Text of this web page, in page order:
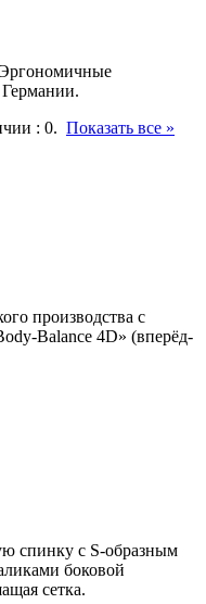
: 0. Показать все »
производства с
Balance 4D» (вперёд-
спинку с S-образным
боковой
сетка.